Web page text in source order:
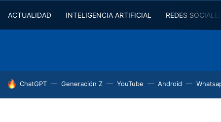
ACTUALIDAD INTELIGENCIA ARTIFICIAL REDES
HOY SE HABLA DE
ChatGPT Generación Z YouTube Android